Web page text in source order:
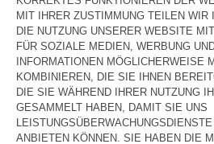
LOOK SHOPPEN